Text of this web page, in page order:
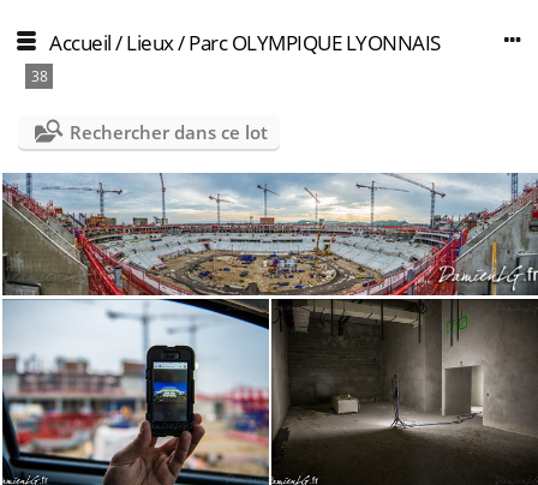
Accueil/Lieux/Parc OLYMPIQUE LYONNAIS
38
Rechercher dans ce lot